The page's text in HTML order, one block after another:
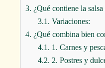
3. ¿Qué contiene la
3.1. Variaciones:
4. ¿Qué combina bien
4.1. 1. Carnes y
4.2. 2. Postres y